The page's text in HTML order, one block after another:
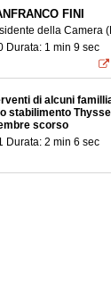
FINI
della Camera
Durata: 1 min 9 sec
di alcuni
stabilimento
scorso
Durata: 2 min 6 sec